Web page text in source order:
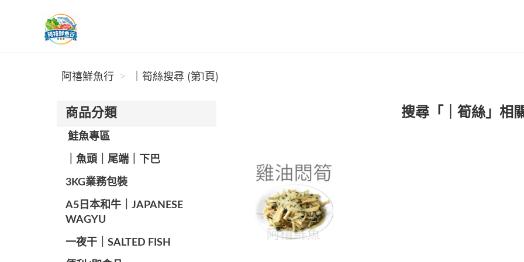
阿禧鮮魚行
阿禧鮮魚行 ｜筍絲搜尋 (第1頁)
商品分類
️ 鮭魚專區
️｜魚頭｜尾端｜下巴
️3KG業務包裝
A5日本和牛｜JAPANESE
WAGYU
️一夜干｜SALTED FISH
搜尋「｜筍絲」相